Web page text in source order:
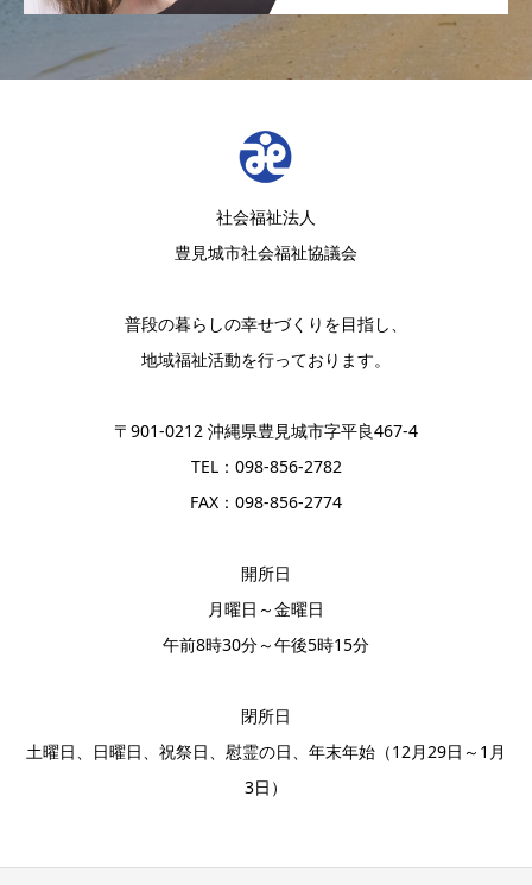
社会福祉法人
豊見城市社会福祉協議会
普段の暮らしの幸せづくりを目指し、
地域福祉活動を行っております。
〒901-0212 沖縄県豊見城市字平良467-4
TEL：098-856-2782
FAX：098-856-2774
開所日
月曜日～金曜日
午前8時30分～午後5時15分
閉所日
土曜日、日曜日、祝祭日、慰霊の日、年末年始（12月29日～1月
3日）